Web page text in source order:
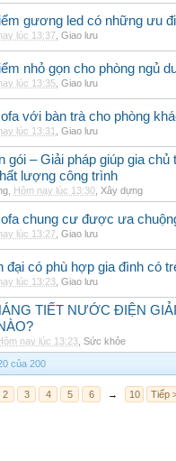
gương led có những ưu
lúc 13:37 Giao lưu
nhỏ gọn cho phòng ngủ
lúc 13:35 Giao lưu
với bàn trà cho phòng
lúc 13:31 Giao lưu
gói – Giải pháp giúp gia
lượng công trình
Hôm nay lúc 13:30 Xây dựng
chung cư được ưa
lúc 13:27 Giao lưu
đại có phù hợp gia đình có
lúc 13:23 Giao lưu
TIẾT NƯỚC ĐIỆN
nay lúc 13:23 Sức khỏe
của 200
2 3 4 5 6 → 10 Tiếp